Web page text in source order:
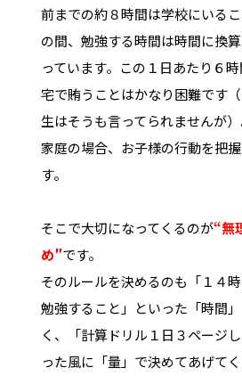
前までの約８時間は学校にいる
の間、勉強する時間は時間に換
っています。この１日あたり６
宅で賄うことはかなり困難です
生はそうも言ってられませんが
家庭の場合、お子様の行動を把
す。
そこで大切になってくるのが“無
め″です。
そのルールを決めるのも「１４
勉強すること」といった「時間
く、「計算ドリル１日３ページ
った風に「量」で決めてあげて